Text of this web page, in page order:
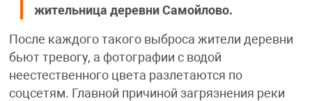
жительница деревни Самойлово.
После каждого такого выброса жители деревни
бьют тревогу, а фотографии с водой
неестественного цвета разлетаются по
соцсетям. Главной причиной загрязнения реки